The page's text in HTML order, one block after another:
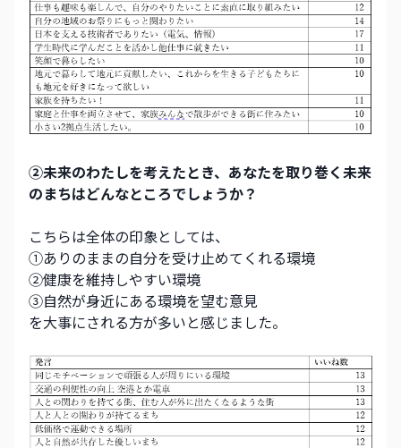
②未来のわたしを考えたとき、あなたを取り巻く未来
のまちはどんなところでしょうか？
こちらは全体の印象としては、
①ありのままの自分を受け止めてくれる環境
②健康を維持しやすい環境
③自然が身近にある環境を望む意見
を大事にされる方が多いと感じました。